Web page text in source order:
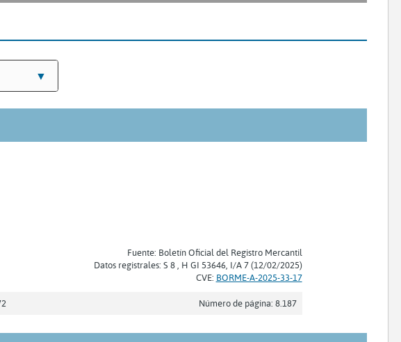
Fuente: Boletín Oficial del Registro Mercantil
Datos registrales: S 8 , H GI 53646, I/A 7 (12/02/2025)
CVE: BORME-A-2025-33-17
Número de página: 8.187